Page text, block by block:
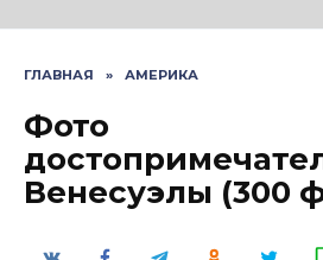
ГЛАВНАЯ » АМЕРИКА
Фото
Венесуэлы (300